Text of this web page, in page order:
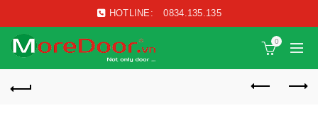
HOTLINE: 0834.135.135
0